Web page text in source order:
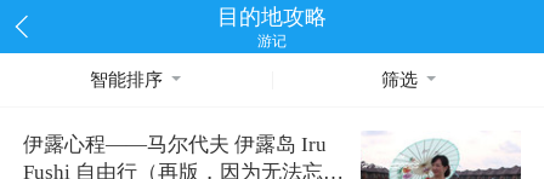
目的地攻略
游记
智能排序 筛选
伊露心程——马尔代夫 伊露岛 Iru
Fushi 自由行（再版，因为无法忘却